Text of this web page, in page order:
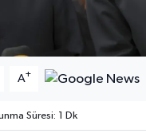
A+
Süresi: 1 Dk